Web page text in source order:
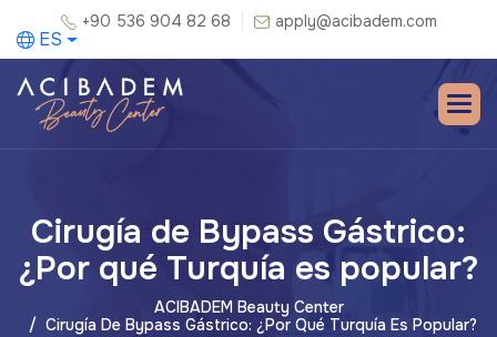
+90 536 904 82 68 apply@acibadem.com
ES
Cirugía de Bypass Gástrico:
¿Por qué Turquía es popular?
ACIBADEM Beauty Center
Cirugía De Bypass Gástrico: ¿Por Qué Turquía Es Popular?